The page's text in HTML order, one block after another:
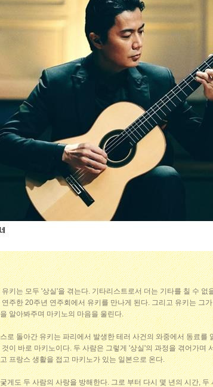
키는 모두 '상실'을 겪는다. 기타리스트로서 더는 기타를 칠 수 없
주한 20주년 연주회에서 유키를 만나게 된다. 그리고 유키는 그
알아봐주며 마키노의 마음을 울린다.
로 돌아간 유키는 파리에서 발생한 테러 사건의 와중에서 동료를
이 바로 마키노이다. 두 사람은 그렇게 '상실'의 과정을 겪어가며
프랑스 생활을 접고 마키노가 있는 일본으로 온다.
게도 두 사람의 사랑을 방해한다. 그로 부터 다시 몇 년의 시간,